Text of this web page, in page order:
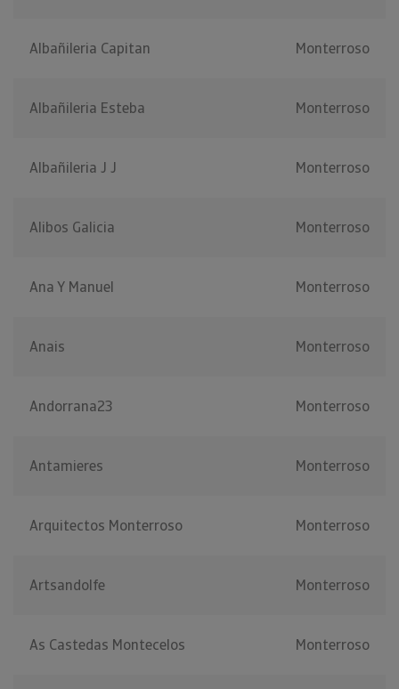
Albañileria Capitan Monterroso
Albañileria Esteba Monterroso
Albañileria J J Monterroso
Alibos Galicia Monterroso
Ana Y Manuel Monterroso
Anais Monterroso
Andorrana23 Monterroso
Antamieres Monterroso
Arquitectos Monterroso Monterroso
Artsandolfe Monterroso
As Castedas Montecelos Monterroso